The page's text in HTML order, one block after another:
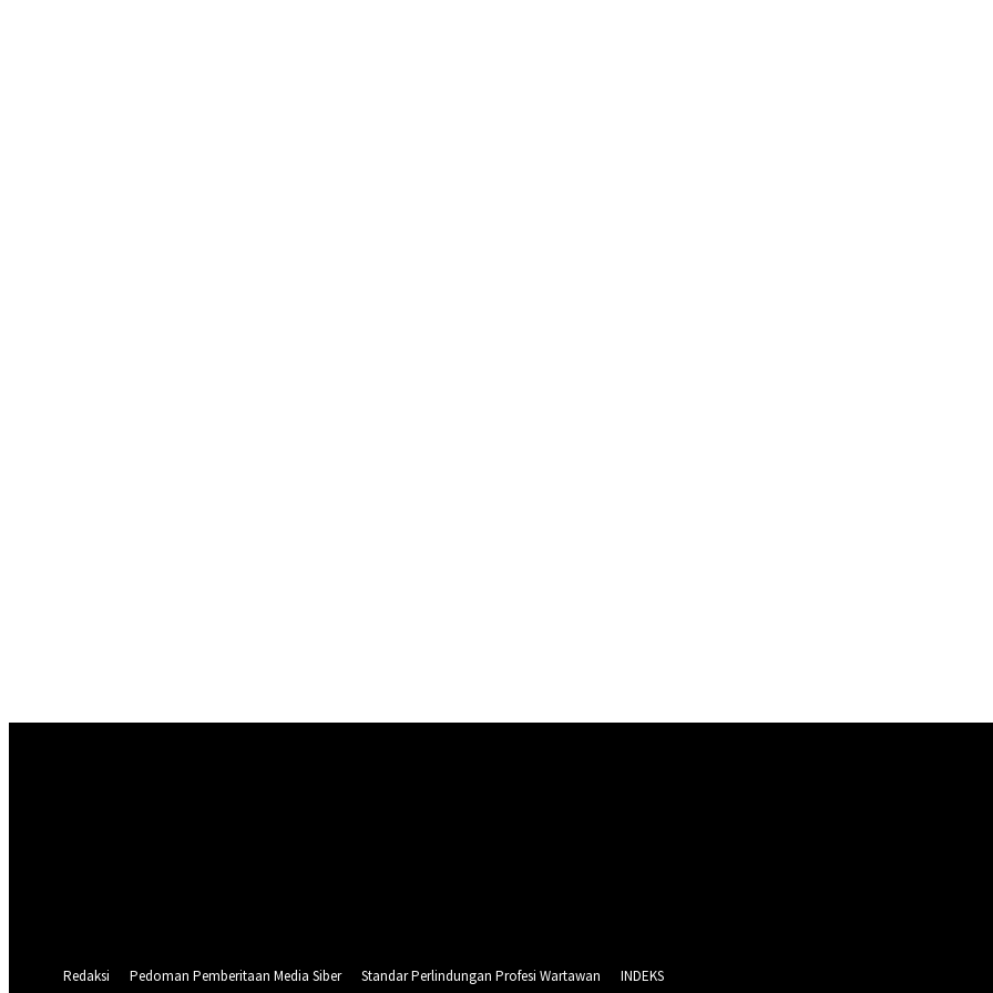
Redaksi
Pedoman Pemberitaan Media Siber Standar Perlindungan Profesi Wartawan INDEKS